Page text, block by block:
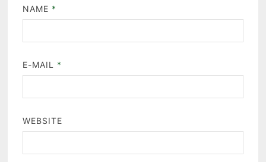
NAME *
E-MAIL *
WEBSITE